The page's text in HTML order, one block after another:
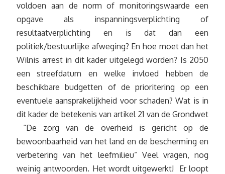
voldoen aan de norm of monitoringswaarde een
opgave als inspanningsverplichting of
resultaatverplichting en is dat dan een
politiek/bestuurlijke afweging? En hoe moet dan het
Wilnis arrest in dit kader uitgelegd worden? Is 2050
een streefdatum en welke invloed hebben de
beschikbare budgetten of de prioritering op een
eventuele aansprakelijkheid voor schaden? Wat is in
dit kader de betekenis van artikel 21 van de Grondwet
“De zorg van de overheid is gericht op de
bewoonbaarheid van het land en de bescherming en
verbetering van het leefmilieu” Veel vragen, nog
weinig antwoorden. Het wordt uitgewerkt! Er loopt